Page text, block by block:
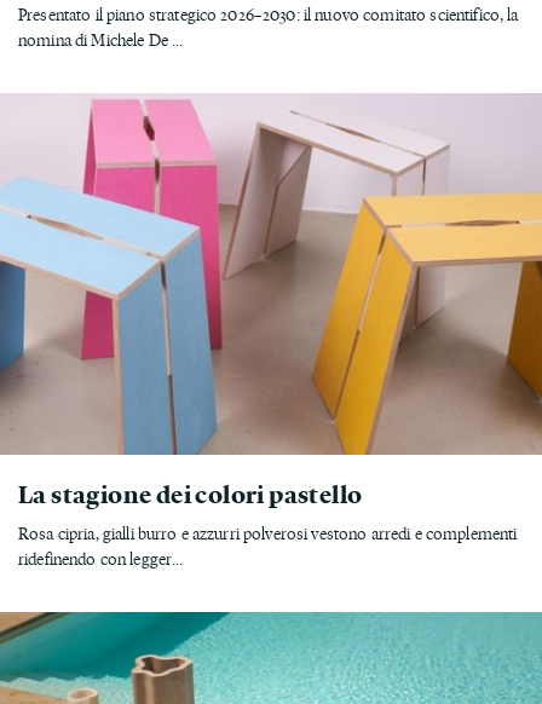
Presentato il piano strategico 2026–2030: il nuovo comitato scientifico, la
nomina di Michele De ...
La stagione dei colori pastello
Rosa cipria, gialli burro e azzurri polverosi vestono arredi e complementi
ridefinendo con legger...